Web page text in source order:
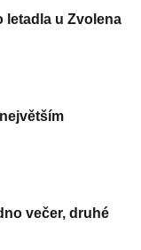
letadla u Zvolena
večer, druhé